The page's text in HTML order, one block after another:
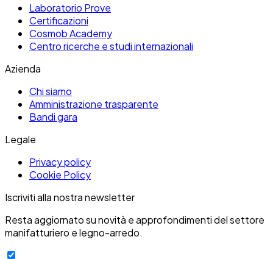
Laboratorio Prove
Certificazioni
Cosmob Academy
Centro ricerche e studi internazionali
Azienda
Chi siamo
Amministrazione trasparente
Bandi gara
Legale
Privacy policy
Cookie Policy
Iscriviti alla nostra newsletter
Resta aggiornato su novità e approfondimenti del settore
manifatturiero e legno-arredo.